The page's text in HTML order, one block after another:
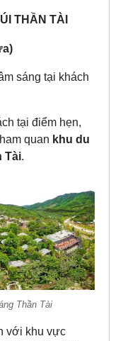
THẦN TÀI
sáng tại khách
tại điểm hẹn,
quan khu du
Tài.
Thần Tài
với khu vực